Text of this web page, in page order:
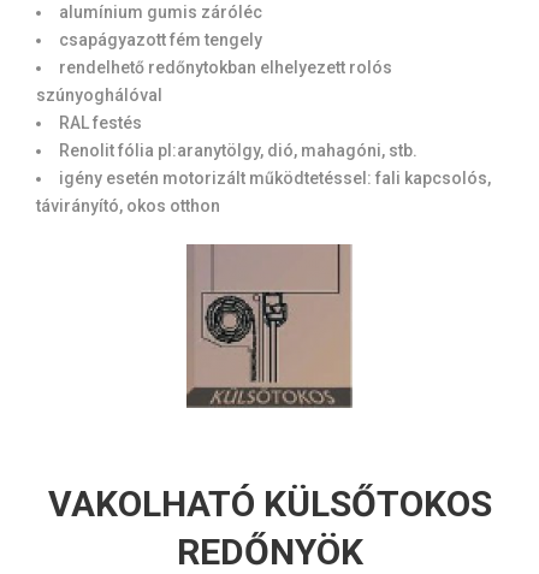
alumínium gumis záróléc
csapágyazott fém tengely
rendelhető redőnytokban elhelyezett rolós
szúnyoghálóval
RAL festés
Renolit fólia pl:aranytölgy, dió, mahagóni, stb.
igény esetén motorizált működtetéssel: fali kapcsolós,
távirányító, okos otthon
VAKOLHATÓ KÜLSŐTOKOS
REDŐNYÖK